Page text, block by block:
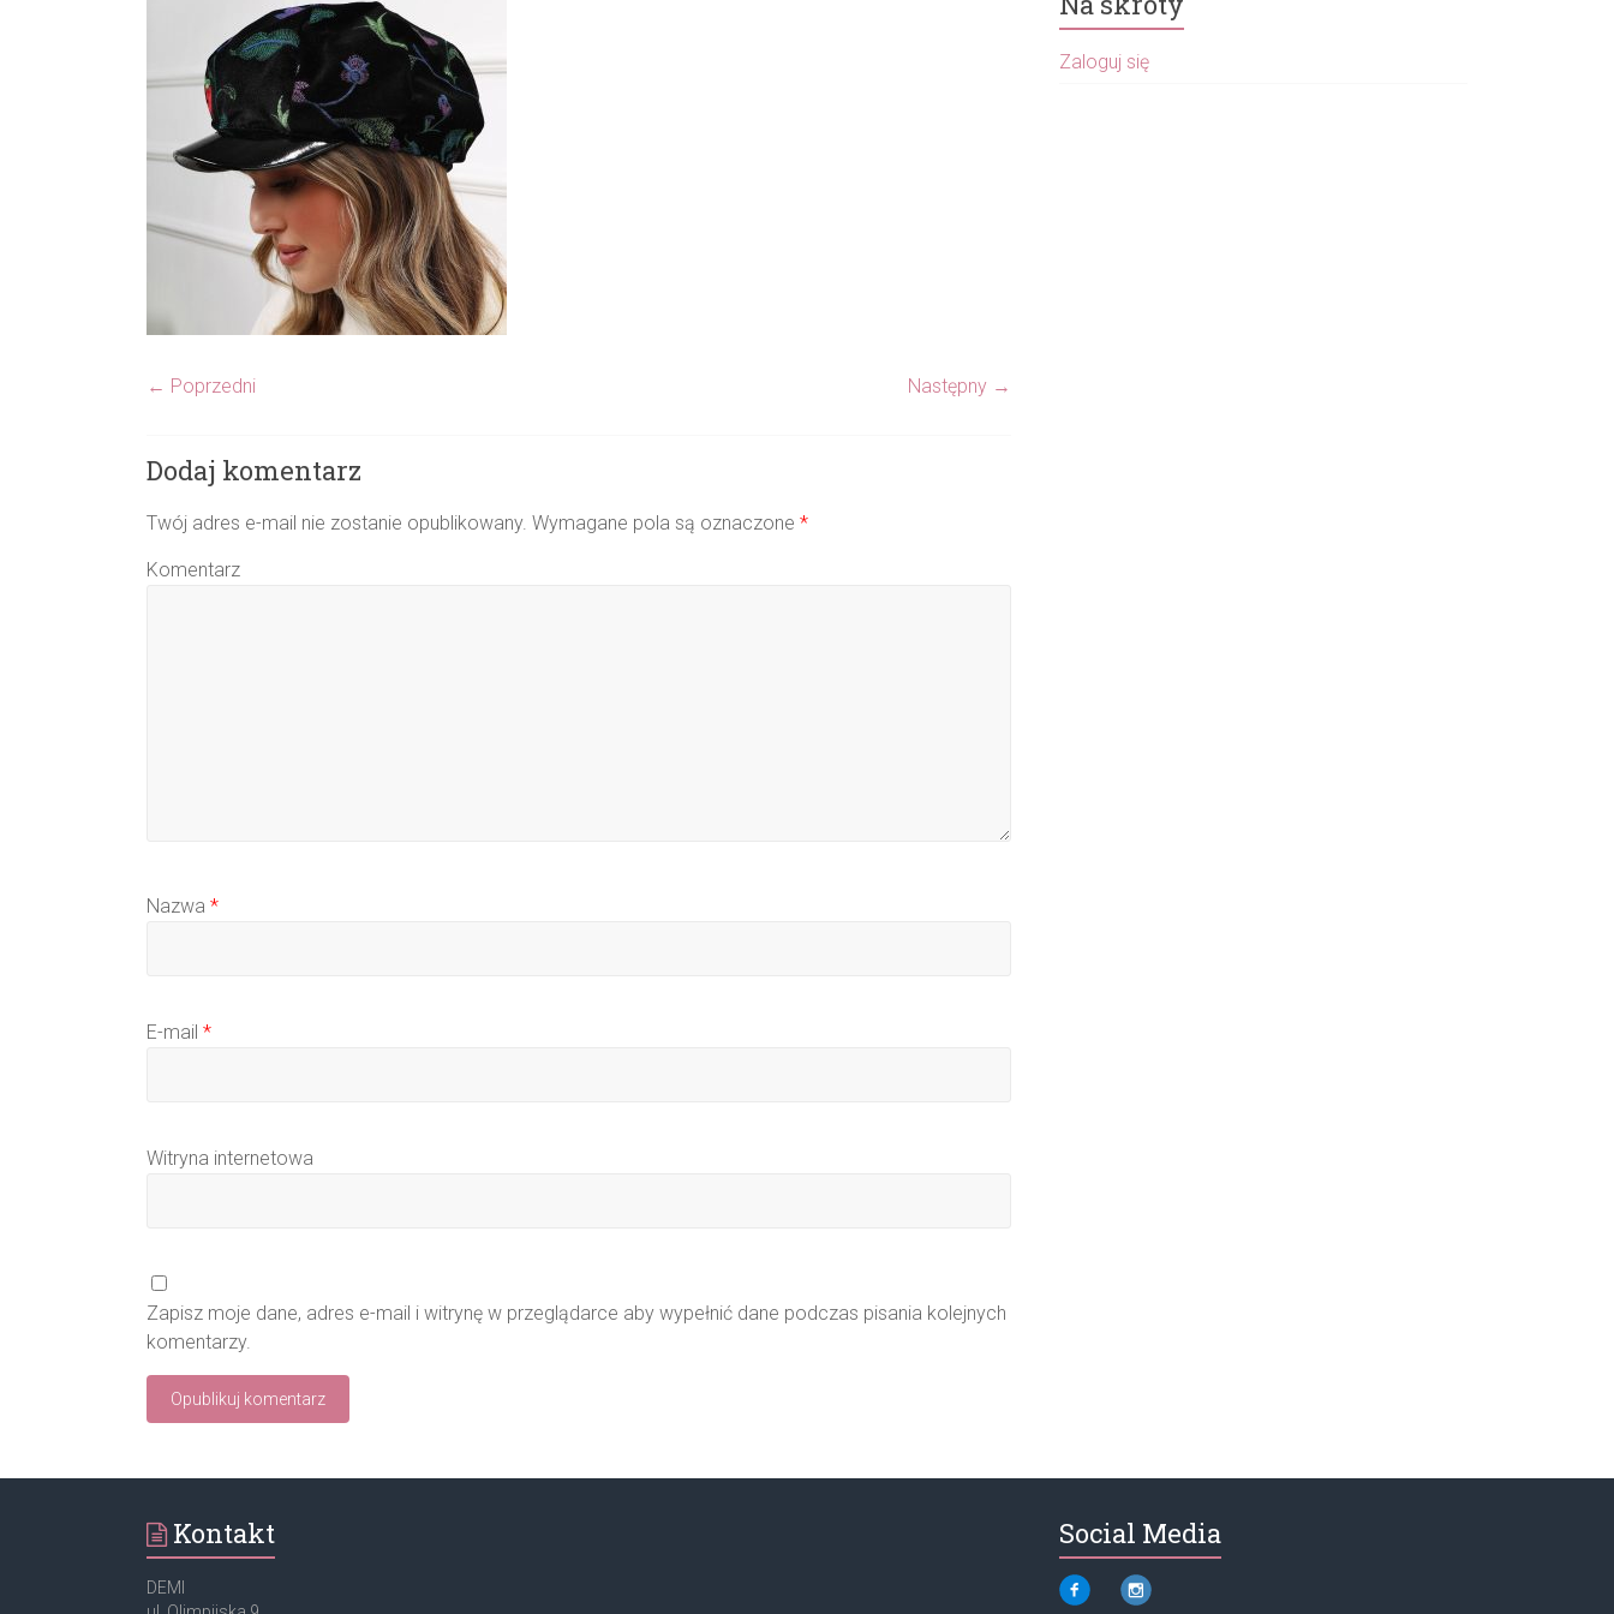
← Poprzedni Następny →
Dodaj komentarz
Twój adres e-mail nie zostanie opublikowany. Wymagane pola są oznaczone *
Komentarz
Nazwa *
E-mail *
Witryna internetowa
Zapisz moje dane, adres e-mail i witrynę w przeglądarce aby wypełnić dane podczas pisania kolejnych
komentarzy.
Zaloguj się
Kontakt
DEMI
Social Media